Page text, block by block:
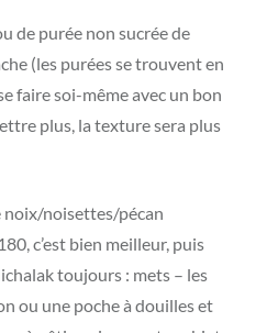
de purée non sucrée de
(les purées se trouvent en
faire soi-même avec un bon
plus, la texture sera plus
noix/noisettes/pécan
c’est bien meilleur, puis
toujours : mets – les
ou une poche à douilles et